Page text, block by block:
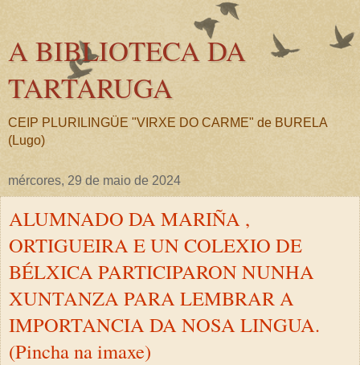
A BIBLIOTECA DA
TARTARUGA
CEIP PLURILINGÜE "VIRXE DO CARME" de BURELA
(Lugo)
mércores, 29 de maio de 2024
ALUMNADO DA MARIÑA ,
ORTIGUEIRA E UN COLEXIO DE
BÉLXICA PARTICIPARON NUNHA
XUNTANZA PARA LEMBRAR A
IMPORTANCIA DA NOSA LINGUA.
(Pincha na imaxe)